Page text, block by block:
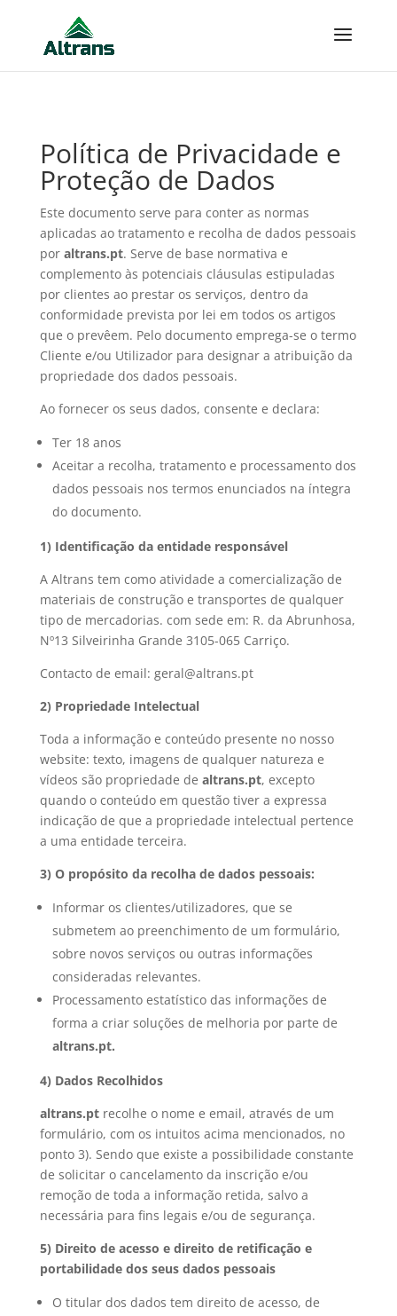
Política de Privacidade e
Proteção de Dados
Este documento serve para conter as normas
aplicadas ao tratamento e recolha de dados pessoais
por altrans.pt. Serve de base normativa e
complemento às potenciais cláusulas estipuladas
por clientes ao prestar os serviços, dentro da
conformidade prevista por lei em todos os artigos
que o prevêem. Pelo documento emprega-se o termo
Cliente e/ou Utilizador para designar a atribuição da
propriedade dos dados pessoais.
Ao fornecer os seus dados, consente e declara:
Ter 18 anos
Aceitar a recolha, tratamento e processamento dos
dados pessoais nos termos enunciados na íntegra
do documento.
1) Identificação da entidade responsável
A Altrans tem como atividade a comercialização de
materiais de construção e transportes de qualquer
tipo de mercadorias. com sede em: R. da Abrunhosa,
Nº13 Silveirinha Grande 3105-065 Carriço.
Contacto de email: geral@altrans.pt
2) Propriedade Intelectual
Toda a informação e conteúdo presente no nosso
website: texto, imagens de qualquer natureza e
vídeos são propriedade de altrans.pt, excepto
quando o conteúdo em questão tiver a expressa
indicação de que a propriedade intelectual pertence
a uma entidade terceira.
3) O propósito da recolha de dados pessoais:
Informar os clientes/utilizadores, que se
submetem ao preenchimento de um formulário,
sobre novos serviços ou outras informações
consideradas relevantes.
Processamento estatístico das informações de
forma a criar soluções de melhoria por parte de
altrans.pt.
4) Dados Recolhidos
altrans.pt recolhe o nome e email, através de um
formulário, com os intuitos acima mencionados, no
ponto 3). Sendo que existe a possibilidade constante
de solicitar o cancelamento da inscrição e/ou
remoção de toda a informação retida, salvo a
necessária para fins legais e/ou de segurança.
5) Direito de acesso e direito de retificação e
portabilidade dos seus dados pessoais
O titular dos dados tem direito de acesso, de